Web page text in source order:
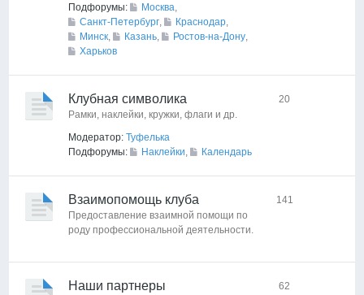
Подфорумы:
Москва,
Санкт-Петербург, Краснодар,
Минск, Казань, Ростов-на-Дону,
Харьков
Клубная символика
Рамки, наклейки, кружки, флаги и др.
Модератор: Туфелька
Подфорумы:
Наклейки, Календарь
20
Взаимопомощь клуба
Предоставление взаимной помощи по
роду профессиональной деятельности.
141
Наши партнеры 62